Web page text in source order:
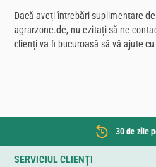
Dacă aveți întrebări suplimentare
agrarzone.de, nu ezitați să ne
clienți va fi bucuroasă să vă ajute
30 de zile
SERVICIUL CLIENȚI